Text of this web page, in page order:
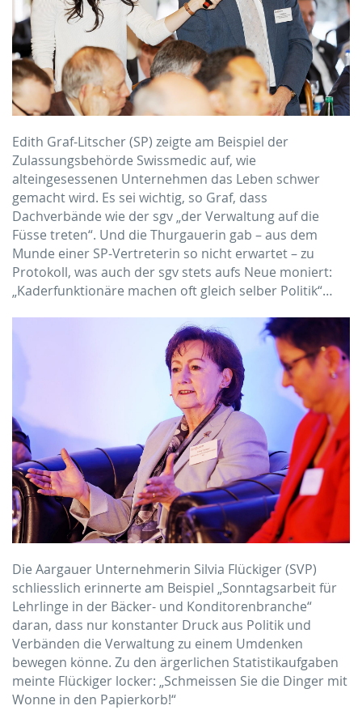
Edith Graf-Litscher (SP) zeigte am Beispiel der
Zulassungsbehörde Swissmedic auf, wie
alteingesessenen Unternehmen das Leben schwer
gemacht wird. Es sei wichtig, so Graf, dass
Dachverbände wie der sgv „der Verwaltung auf die
Füsse treten“. Und die Thurgauerin gab – aus dem
Munde einer SP-Vertreterin so nicht erwartet – zu
Protokoll, was auch der sgv stets aufs Neue moniert:
„Kaderfunktionäre machen oft gleich selber Politik“…
Die Aargauer Unternehmerin Silvia Flückiger (SVP)
schliesslich erinnerte am Beispiel „Sonntagsarbeit für
Lehrlinge in der Bäcker- und Konditorenbranche“
daran, dass nur konstanter Druck aus Politik und
Verbänden die Verwaltung zu einem Umdenken
bewegen könne. Zu den ärgerlichen Statistikaufgaben
meinte Flückiger locker: „Schmeissen Sie die Dinger mit
Wonne in den Papierkorb!“